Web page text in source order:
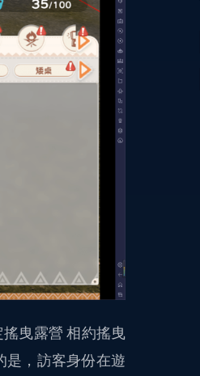
曳露營 相約搖曳
是，訪客身份在遊